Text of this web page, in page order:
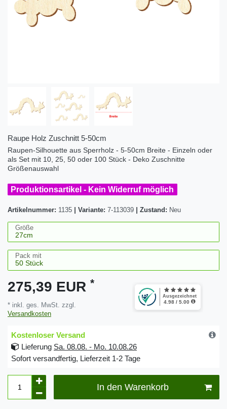
Raupe Holz Zuschnitt 5-50cm
Raupen-Silhouette aus Sperrholz - 5-50cm Breite - Einzeln oder
als Set mit 10, 25, 50 oder 100 Stück - Deko Zuschnitte
Größenauswahl
Produktionsartikel - Kein Widerruf möglich
Artikelnummer: 1135 Variante: 7-113039 Zustand: Neu
Größe
Pack mit
275,39 EUR *
* inkl. ges. MwSt. zzgl.
Versandkosten
Kostenloser Versand
Lieferung Sa. 08.08. - Mo. 10.08.26
Sofort versandfertig, Lieferzeit 1-2 Tage
In den Warenkorb